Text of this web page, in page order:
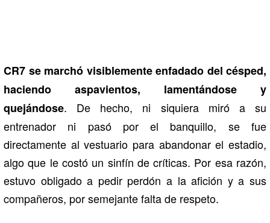
CR7 se marchó visiblemente enfadado del césped,
haciendo aspavientos, lamentándose y
quejándose. De hecho, ni siquiera miró a su
entrenador ni pasó por el banquillo, se fue
directamente al vestuario para abandonar el estadio,
algo que le costó un sinfín de críticas. Por esa razón,
estuvo obligado a pedir perdón a la afición y a sus
compañeros, por semejante falta de respeto.